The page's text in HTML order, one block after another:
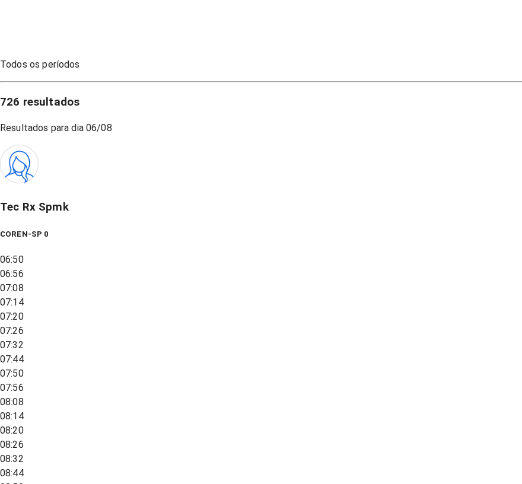
Todos os períodos
726 resultados
Resultados para dia 06/08
Tec Rx Spmk
COREN-SP 0
06:50
06:56
07:08
07:14
07:20
07:26
07:32
07:44
07:50
07:56
08:08
08:14
08:20
08:26
08:32
08:44